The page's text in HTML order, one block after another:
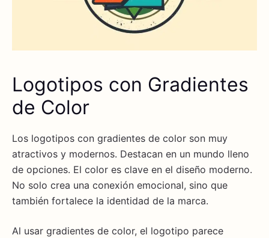
Logotipos con Gradientes
de Color
Los logotipos con gradientes de color son muy
atractivos y modernos. Destacan en un mundo lleno
de opciones. El color es clave en el diseño moderno.
No solo crea una conexión emocional, sino que
también fortalece la identidad de la marca.
Al usar gradientes de color, el logotipo parece